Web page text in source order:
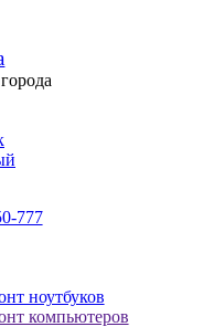
777
ноутбуков
компьютеров